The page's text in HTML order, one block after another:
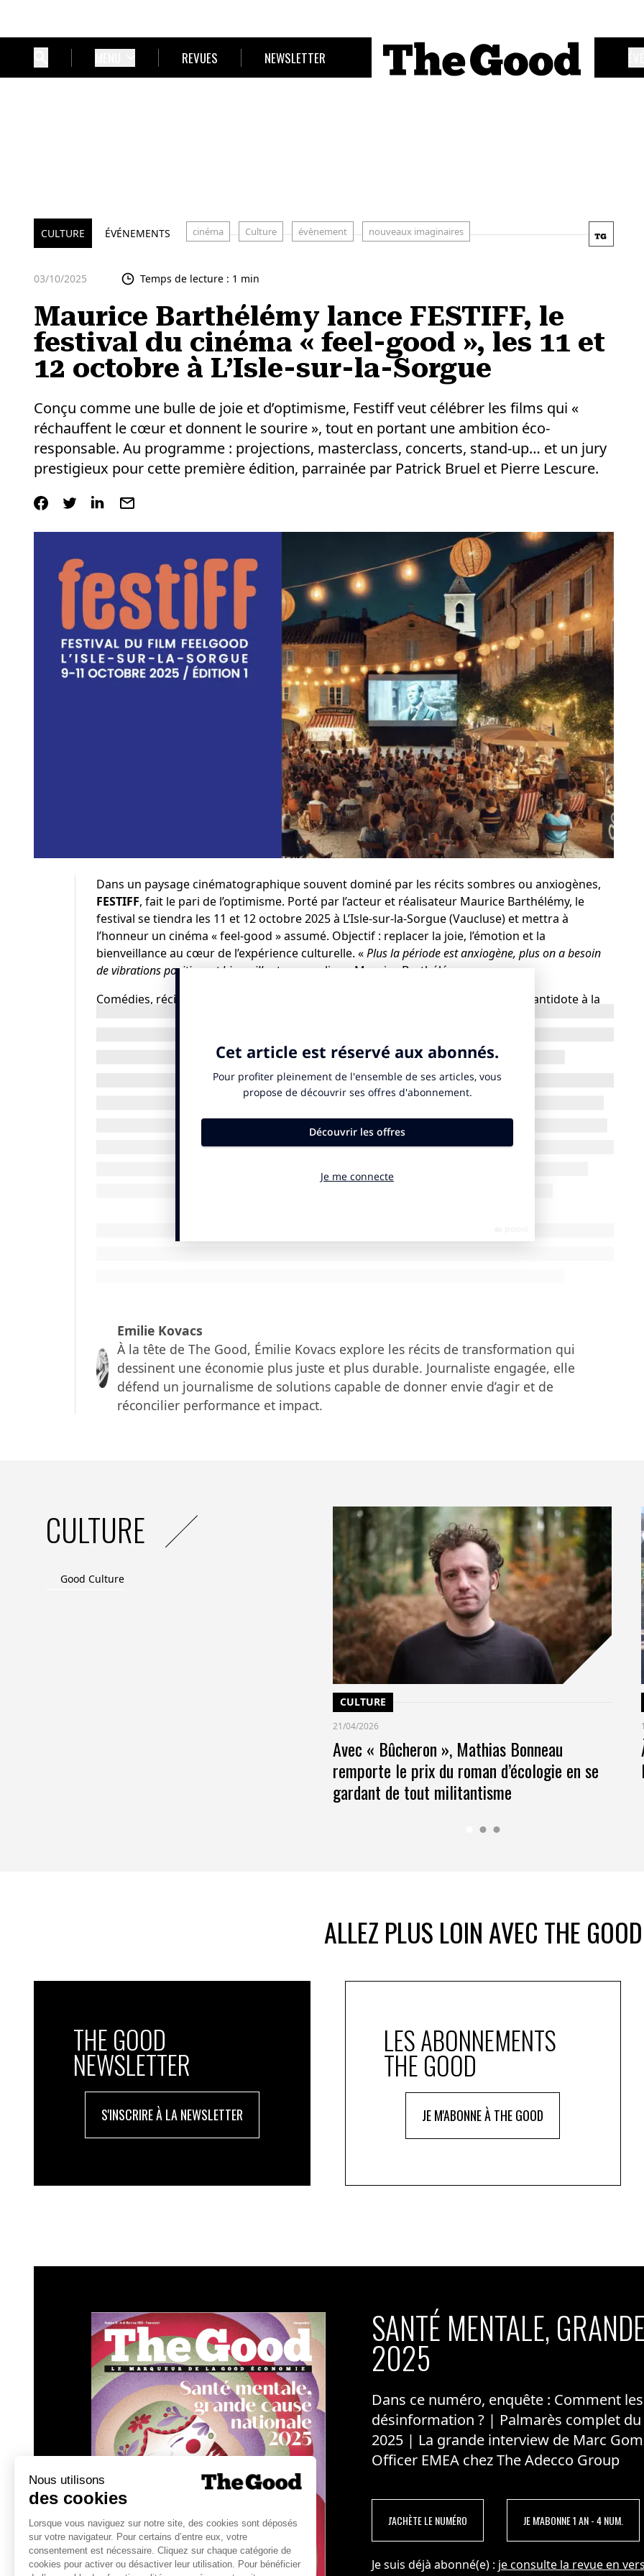
REVUES NEWSLETTER
CULTURE ÉVÉNEMENTS cinéma Culture évènement nouveaux imaginaires
03/10/2025 Temps de lecture : 1 min
Maurice Barthélémy lance FESTIFF, le
festival du cinéma « feel-good », les 11 et
12 octobre à L’Isle-sur-la-Sorgue
Conçu comme une bulle de joie et d’optimisme, Festiff veut célébrer les films qui «
réchauffent le cœur et donnent le sourire », tout en portant une ambition éco-
responsable. Au programme : projections, masterclass, concerts, stand-up… et un jury
prestigieux pour cette première édition, parrainée par Patrick Bruel et Pierre Lescure.
Dans un paysage cinématographique souvent dominé par les récits sombres ou anxiogènes,
FESTIFF, fait le pari de l’optimisme. Porté par l’acteur et réalisateur Maurice Barthélémy, le
festival se tiendra les 11 et 12 octobre 2025 à L’Isle-sur-la-Sorgue (Vaucluse) et mettra à
l’honneur un cinéma « feel-good » assumé. Objectif : replacer la joie, l’émotion et la
bienveillance au cœur de l’expérience culturelle. «Plus la période est anxiogène, plus on a besoin
de vibrations positives et bienveillantes
», souligne Maurice Barthélémy.
Comédies, récits inspirants, histoires lumineuses : la programmation se veut un antidote à la
cherchera avant tout à créer du lien avec le public. Le festival entend ainsi devenir une
cinéma dans une société traversée par les crises.
Démarche éco-responsable et encrage territoriale
Festiff intègre également une ambition environnementale. Le festival s’engage à limiter son
supports de communication. L’organisation travaille avec des partenaires locaux, valorise les
souhaite inscrire Festiff dans un territoire où le cinéma est aussi un vecteur de lien social et de
Concerts, animations et événements conviviaux viendront compléter le programme pour créer
une atmosphère chaleureuse et fédératrice. «
Festiff, c’est l’idée que le cinéma peut nous faire du
bien, qu’il peut contribuer à mieux vivre ensemble», résume Maurice Barthélémy.
Plus d’informations ici : https://islesurlasorguetourisme.com/festiff-220305
Emilie Kovacs
À la tête de The Good, Émilie Kovacs explore les récits de transformation qui
dessinent une économie plus juste et plus durable. Journaliste engagée, elle
défend un journalisme de solutions capable de donner envie d’agir et de
réconcilier performance et impact.
CULTURE
Good Culture
CULTURE
21/04/2026
Avec « Bûcheron », Mathias Bonneau
remporte le prix du roman d’écologie en se
gardant de tout militantisme
ALLEZ PLUS LOIN AVEC THE GOOD
THE GOOD
NEWSLETTER
S'INSCRIRE À LA NEWSLETTER
LES ABONNEMENTS
THE GOOD
JE M'ABONNE À THE GOOD
SANTÉ MENTALE,
2025
Dans ce numéro, enquête : Comment
désinformation ? | Palmarès complet
2025 | La grande interview de Marc
Officer EMEA chez The Adecco Group
J'ACHÈTE LE NUMÉRO JE M'ABONNE 1 AN - 4 NUM.
Je suis déjà abonné(e) : je consulte la revue en